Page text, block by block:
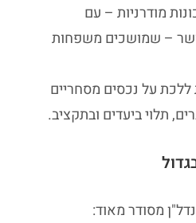
מודרניות – עם
– שמושכים משפחות
על נכסים מסחריים
תלוי ביעדים ובתקציב.
מסודר מאוד: